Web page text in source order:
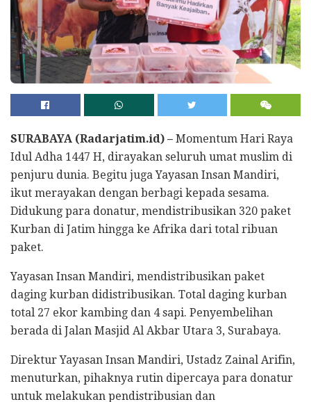
SURABAYA (Radarjatim.id) – Momentum Hari Raya
Idul Adha 1447 H, dirayakan seluruh umat muslim di
penjuru dunia. Begitu juga Yayasan Insan Mandiri,
ikut merayakan dengan berbagi kepada sesama.
Didukung para donatur, mendistribusikan 320 paket
Kurban di Jatim hingga ke Afrika dari total ribuan
paket.
Yayasan Insan Mandiri, mendistribusikan paket
daging kurban didistribusikan. Total daging kurban
total 27 ekor kambing dan 4 sapi. Penyembelihan
berada di Jalan Masjid Al Akbar Utara 3, Surabaya.
Direktur Yayasan Insan Mandiri, Ustadz Zainal Arifin,
menuturkan, pihaknya rutin dipercaya para donatur
untuk melakukan pendistribusian dan